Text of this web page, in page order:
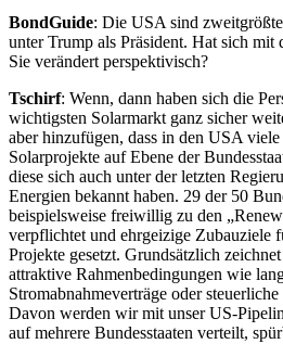
BondGuide: Die USA sind
unter Trump als Präsident. Hat sich
Sie verändert perspektivisch?
Tschirf: Wenn, dann haben sich die
wichtigsten Solarmarkt ganz sicher
aber hinzufügen, dass in den USA
Solarprojekte auf Ebene der
diese sich auch unter der letzten
Energien bekannt haben. 29 der 50
beispielsweise freiwillig zu den
verpflichtet und ehrgeizige Zubauziele
Projekte gesetzt. Grundsätzlich
attraktive Rahmenbedingungen wie
Stromabnahmeverträge oder
Davon werden wir mit unser US-
auf mehrere Bundesstaaten verteilt,